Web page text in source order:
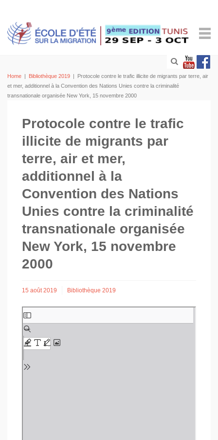
Home | Bibliothèque 2019 | Protocole contre le trafic illicite de migrants par terre, air
et mer, additionnel à la Convention des Nations Unies contre la criminalité
transnationale organisée New York, 15 novembre 2000
Protocole contre le trafic
illicite de migrants par
terre, air et mer,
additionnel à la
Convention des Nations
Unies contre la criminalité
transnationale organisée
New York, 15 novembre
2000
15 août 2019 Bibliothèque 2019